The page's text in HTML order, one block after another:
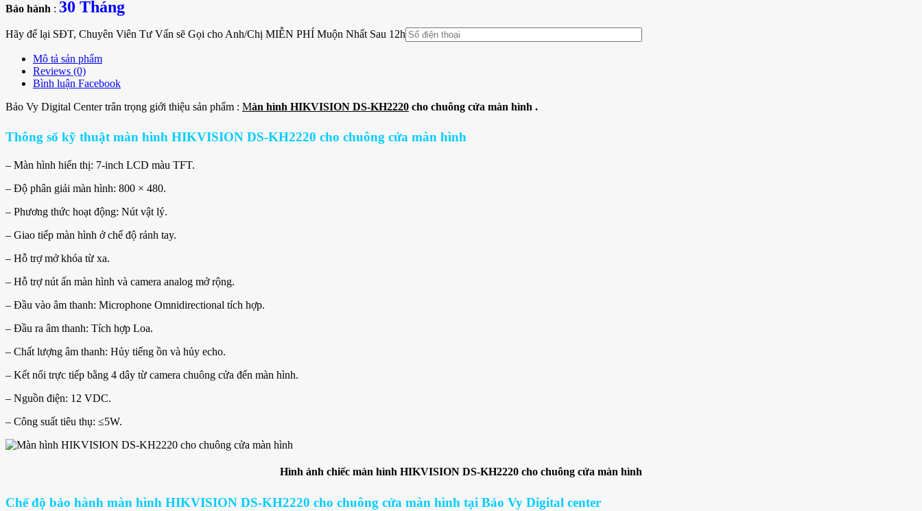
Bảo hành : 30 Tháng
Hãy để lại SĐT, Chuyên Viên Tư Vấn sẽ Gọi cho Anh/Chị MIỄN PHÍ Muộn Nhất Sau 12h
Mô tả sản phẩm
Reviews (0)
Bình luận Facebook
Bảo Vy Digital Center trân trọng giới thiệu sản phẩm : Màn hình HIKVISION DS-KH2220 cho chuông cửa màn hình .
Thông số kỹ thuật màn hình HIKVISION DS-KH2220 cho chuông cửa màn hình
– Màn hình hiển thị: 7-inch LCD màu TFT.
– Độ phân giải màn hình: 800 × 480.
– Phương thức hoạt động: Nút vật lý.
– Giao tiếp màn hình ở chế độ rảnh tay.
– Hỗ trợ mở khóa từ xa.
– Hỗ trợ nút ấn màn hình và camera analog mở rộng.
– Đầu vào âm thanh: Microphone Omnidirectional tích hợp.
– Đầu ra âm thanh: Tích hợp Loa.
– Chất lượng âm thanh: Hủy tiếng ồn và hủy echo.
– Kết nối trực tiếp bằng 4 dây từ camera chuông cửa đến màn hình.
– Nguồn điện: 12 VDC.
– Công suất tiêu thụ: ≤5W.
Hình ảnh chiếc màn hình HIKVISION DS-KH2220 cho chuông cửa màn hình
Chế độ bảo hành màn hình HIKVISION DS-KH2220 cho chuông cửa màn hình tại Bảo Vy Digital center